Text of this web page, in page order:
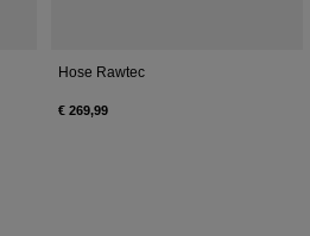
Hose Rawtec
€ 269,99